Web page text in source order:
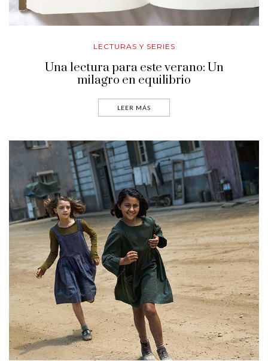
LECTURAS Y SERIES
Una lectura para este verano: Un
milagro en equilibrio
LEER MÁS